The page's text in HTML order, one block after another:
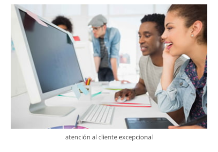
atención al cliente excepcional